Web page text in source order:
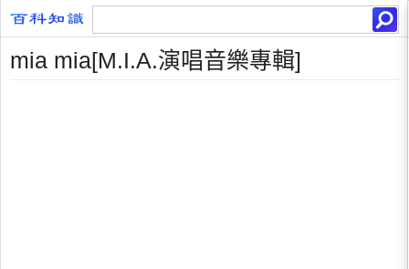
mia mia[M.I.A.演唱音樂專輯]